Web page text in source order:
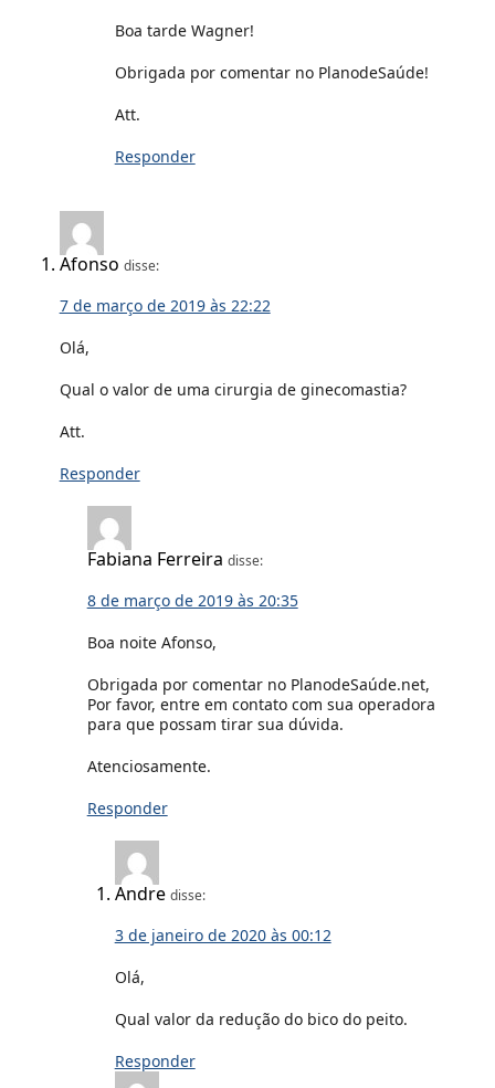
Boa tarde Wagner!
Obrigada por comentar no PlanodeSaúde!
Att.
Responder
Afonso disse:
7 de março de 2019 às 22:22
Olá,
Qual o valor de uma cirurgia de ginecomastia?
Att.
Responder
Fabiana Ferreira disse:
8 de março de 2019 às 20:35
Boa noite Afonso,
Obrigada por comentar no PlanodeSaúde.net,
Por favor, entre em contato com sua operadora
para que possam tirar sua dúvida.
Atenciosamente.
Responder
Andre disse:
3 de janeiro de 2020 às 00:12
Olá,
Qual valor da redução do bico do peito.
Responder